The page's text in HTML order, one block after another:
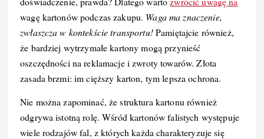
wagę kartonów podczas zakupu. Waga ma znaczenie,
zwłaszcza w kontekście transportu!Pamiętajcie również,
że bardziej wytrzymałe kartony mogą przynieść
oszczędności na reklamacje i zwroty towarów. Złota
zasada brzmi: im cięższy karton, tym lepsza ochrona.
Nie można zapominać, że struktura kartonu również
odgrywa istotną rolę. Wśród kartonów falistych występuje
wiele rodzajów fal, z których każda charakteryzuje się